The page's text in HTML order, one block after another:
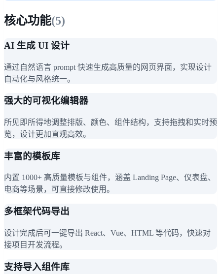
核心功能(5)
AI 生成 UI 设计
通过自然语言 prompt 快速生成高质量的网页界面，实现设计
自动化与风格统一。
强大的可视化编辑器
所见即所得地调整排版、颜色、组件结构，支持拖拽和实时预
览，设计更加直观高效。
丰富的模板库
内置 1000+ 高质量模板与组件，涵盖 Landing Page、仪表盘、
电商等场景，可直接修改使用。
多框架代码导出
设计完成后可一键导出 React、Vue、HTML 等代码，快速对
接项目开发流程。
支持导入组件库